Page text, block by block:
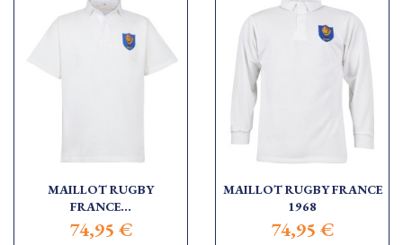
MAILLOT RUGBY
FRANCE...
74,95 €
MAILLOT RUGBY FRANCE
1968
74,95 €